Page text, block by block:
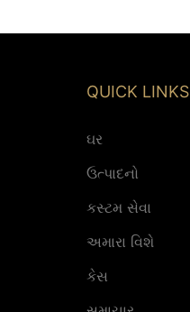
QUICK LINKS
ઘર
ઉત્પાદનો
કસ્ટમ સેવા
અમારા વિશે
કેસ